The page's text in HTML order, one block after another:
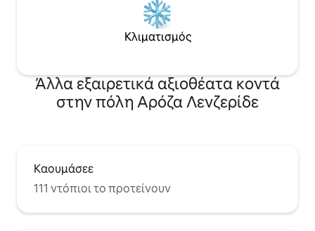
Κλιματισμός
Άλλα εξαιρετικά αξιοθέατα κοντά
στην πόλη Αρόζα Λενζερίδε
Καουμάσεε
111 ντόπιοι το προτείνουν